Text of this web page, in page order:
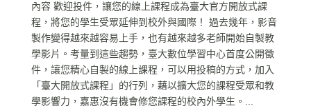
內容 歡迎投件，讓您的線上課程成為臺大官方開放式課
程，將您的學生受眾延伸到校外與國際！ 過去幾年，影音
製作變得越來越容易上手，也有越來越多老師開始自製教
學影片。考量到這些趨勢，臺大數位學習中心首度公開徵
件，讓您精心自製的線上課程，可以用投稿的方式，加入
「臺大開放式課程」的行列，藉以擴大您的課程受眾和教
學影響力，嘉惠沒有機會修您課程的校內外學生。...